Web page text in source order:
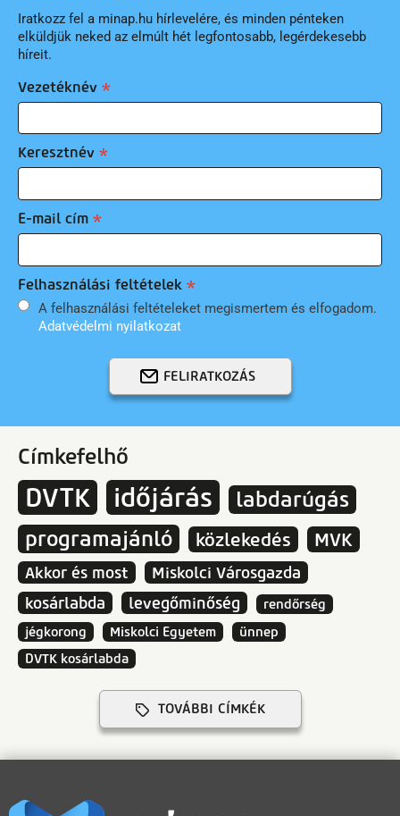
Iratkozz fel a minap.hu hírlevelére, és minden pénteken
elküldjük neked az elmúlt hét legfontosabb, legérdekesebb
híreit.
Vezetéknév
Keresztnév
E-mail cím
Felhasználási feltételek
A felhasználási feltételeket megismertem és elfogadom.
Adatvédelmi nyilatkozat
FELIRATKOZÁS
Címkefelhő
DVTK időjárás
labdarúgás
programajánló
közlekedés MVK
Akkor és most
Miskolci Városgazda
kosárlabda
levegőminőség
rendőrség
jégkorong
Miskolci Egyetem
ünnep
DVTK kosárlabda
TOVÁBBI CÍMKÉK